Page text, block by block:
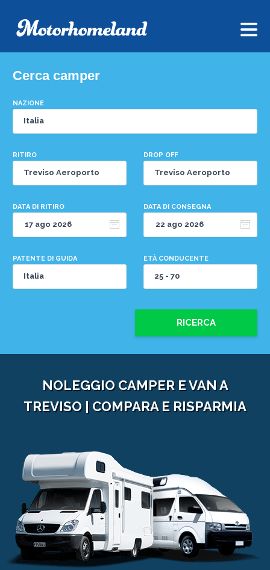
Cerca camper
NAZIONE
RITIRO DROP OFF
DATA DI RITIRO DATA DI CONSEGNA
PATENTE DI GUIDA ETÀ CONDUCENTE
RICERCA
NOLEGGIO CAMPER E VAN A
TREVISO | COMPARA E RISPARMIA